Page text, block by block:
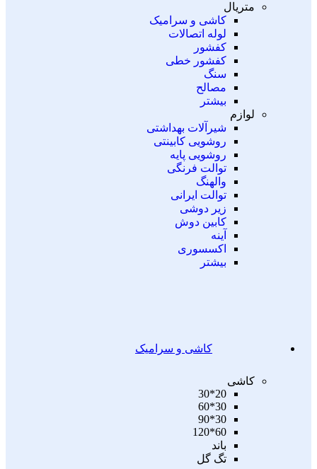
متریال
کاشی و سرامیک
لوله اتصالات
کفشور
کفشور خطی
سنگ
مصالح
بیشتر
لوازم
شیرآلات بهداشتی
روشویی کابینتی
روشویی پایه
توالت فرنگی
والهنگ
توالت ایرانی
زیر دوشی
کابین دوش
آینه
اکسسوری
بیشتر
کاشی و سرامیک
کاشی
20*30
30*60
30*90
60*120
باند
تگ گل